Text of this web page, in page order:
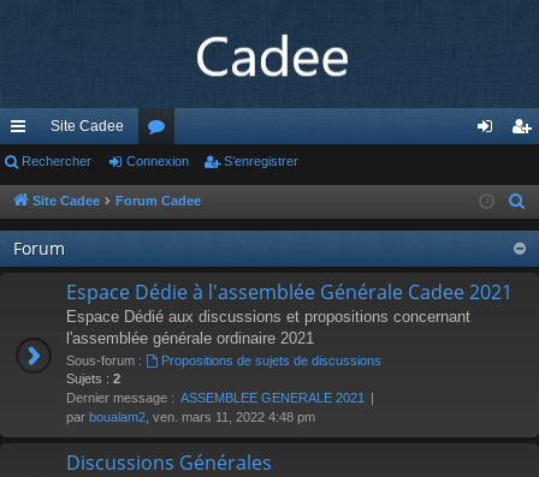
cc
ès
ra
pi
Site Cadee
or
u
m
s
ne
xi
on
nr
eg
ist
Rechercher Connexion S’enregistrer
Site Cadee Forum Cadee
r
Forum
Espace Dédie à l'assemblée Générale Cadee 2021
Espace Dédié aux discussions et propositions concernant
l'assemblée générale ordinaire 2021
Sous-forum :
Propositions de sujets de discussions
Sujets : 2
Dernier message : ASSEMBLEE GENERALE 2021
par boualam2 , ven. mars 11, 2022 4:48 pm
Discussions Générales